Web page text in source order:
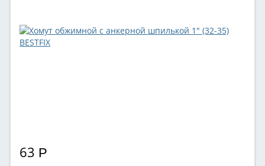
63 Р